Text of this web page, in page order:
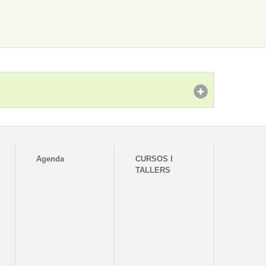
Agenda
CURSOS I
TALLERS